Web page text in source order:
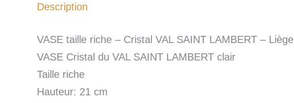
Description
VASE taille riche – Cristal VAL SAINT LAMBERT – Liège
VASE Cristal du VAL SAINT LAMBERT clair
Taille riche
Hauteur: 21 cm